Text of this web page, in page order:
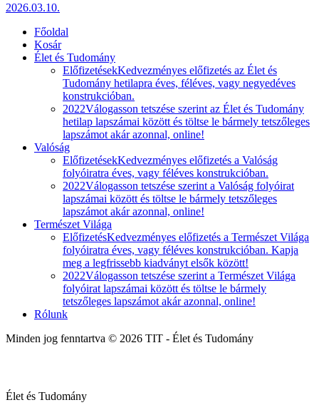
2026.03.10.
Főoldal
Kosár
Élet és Tudomány
ElőfizetésekKedvezményes előfizetés az Élet és
Tudomány hetilapra éves, féléves, vagy negyedéves
konstrukcióban.
2022Válogasson tetszése szerint az Élet és Tudomány
hetilap lapszámai között és töltse le bármely tetszőleges
lapszámot akár azonnal, online!
Valóság
ElőfizetésekKedvezményes előfizetés a Valóság
folyóiratra éves, vagy féléves konstrukcióban.
2022Válogasson tetszése szerint a Valóság folyóirat
lapszámai között és töltse le bármely tetszőleges
lapszámot akár azonnal, online!
Természet Világa
ElőfizetésKedvezményes előfizetés a Természet Világa
folyóiratra éves, vagy féléves konstrukcióban. Kapja
meg a legfrissebb kiadványt elsők között!
2022Válogasson tetszése szerint a Természet Világa
folyóirat lapszámai között és töltse le bármely
tetszőleges lapszámot akár azonnal, online!
Rólunk
Minden jog fenntartva © 2026 TIT - Élet és Tudomány
Élet és Tudomány